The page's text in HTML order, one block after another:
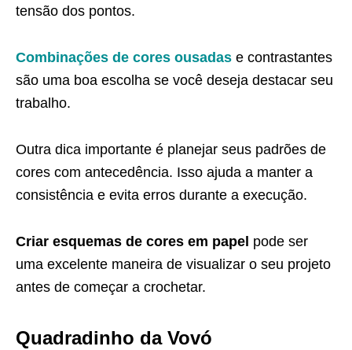
tensão dos pontos.
Combinações de cores ousadas e contrastantes
são uma boa escolha se você deseja destacar seu
trabalho.
Outra dica importante é planejar seus padrões de
cores com antecedência. Isso ajuda a manter a
consistência e evita erros durante a execução.
Criar esquemas de cores em papel pode ser
uma excelente maneira de visualizar o seu projeto
antes de começar a crochetar.
Quadradinho da Vovó